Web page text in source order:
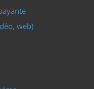
web)